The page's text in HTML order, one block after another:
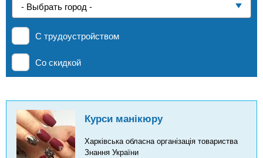
n
t
s
.
е
Частные школы
За рубежом
С трудоустройством
Со скидкой
Курси манікюру
Харківська обласна організація товариства
Знання України